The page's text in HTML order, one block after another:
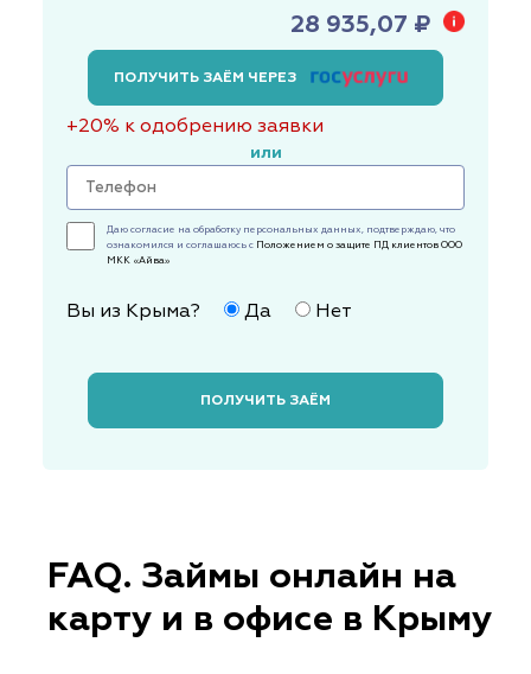
28 935,07 ₽
ПОЛУЧИТЬ ЗАЁМ ЧЕРЕЗ
+20% к одобрению заявки
или
Даю согласие на обработку персональных данных, подтверждаю, что
ознакомился и соглашаюсь с Положением о защите ПД клиентов ООО
МКК «Айва»
Вы из Крыма? Да Нет
ПОЛУЧИТЬ ЗАЁМ
FAQ. Займы онлайн на
карту и в офисе в Крыму